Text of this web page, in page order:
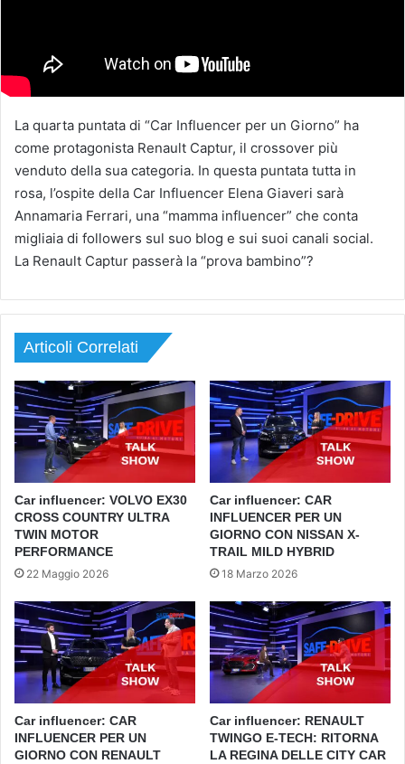
La quarta puntata di “Car Influencer per un Giorno” ha
come protagonista Renault Captur, il crossover più
venduto della sua categoria. In questa puntata tutta in
rosa, l’ospite della Car Influencer Elena Giaveri sarà
Annamaria Ferrari, una “mamma influencer” che conta
migliaia di followers sul suo blog e sui suoi canali social.
La Renault Captur passerà la “prova bambino”?
Articoli Correlati
Car influencer: VOLVO EX30
CROSS COUNTRY ULTRA
TWIN MOTOR
PERFORMANCE
22 Maggio 2026
Car influencer: CAR
INFLUENCER PER UN
GIORNO CON NISSAN X-
TRAIL MILD HYBRID
18 Marzo 2026
Car influencer: CAR
INFLUENCER PER UN
GIORNO CON RENAULT
Car influencer: RENAULT
TWINGO E-TECH: RITORNA
LA REGINA DELLE CITY CAR